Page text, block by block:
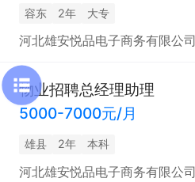
容东 2年 大专
河北雄安悦品电子商务有限公司
物业招聘总经理助理
5000-7000元/月
雄县 2年 本科
河北雄安悦品电子商务有限公司